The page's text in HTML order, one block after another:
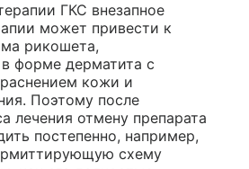
ГКС внезапное
может привести к
рикошета,
форме дерматита с
кожи и
Поэтому после
лечения отмену препарата
постепенно, например,
схему